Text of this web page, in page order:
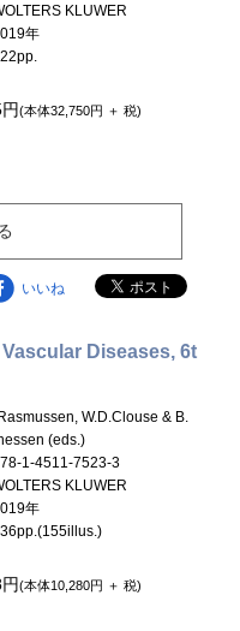
KLUWER
年
(本体32,750円 ＋ 税)
いいね
Diseases, 6t
W.D.Clouse & B.
(eds.)
1-4511-7523-3
KLUWER
年
(本体10,280円 ＋ 税)